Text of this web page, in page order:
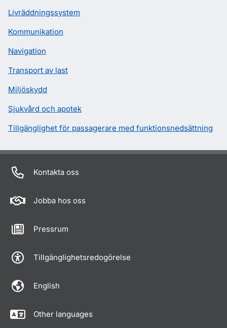
Livräddningssystem
Kommunikation
Navigation
Transport av last
Miljöskydd
Sjukvård och apotek
Tillgänglighet för passagerare med funktionsnedsättning
Kontakta oss
Jobba hos oss
Pressrum
Tillgänglighetsredogörelse
English
Other languages